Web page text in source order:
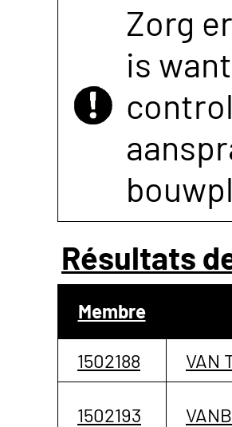
Zorg
is
Résultats
Membre
1502188 VAN
1502193